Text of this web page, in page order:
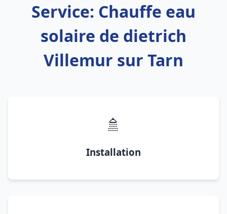
Service: Chauffe eau
solaire de dietrich
Villemur sur Tarn
🚿
Installation